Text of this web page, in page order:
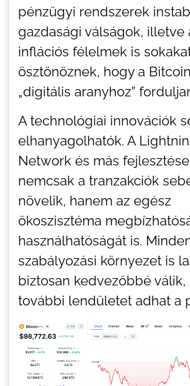
pénzügyi rendszerek
gazdasági válságok, illetve
inflációs félelmek is
ösztönöznek, hogy a
„digitális aranyhoz”
A technológiai innovációk
elhanyagolhatók. A
Network és más
nemcsak a tranzakciók
növelik, hanem az egész
ökoszisztéma
használhatóságát is.
szabályozási környezet is
biztosan kedvezőbbé válik,
további lendületet adhat a